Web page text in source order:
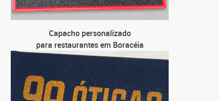
Capacho personalizado
para restaurantes em Boracéia